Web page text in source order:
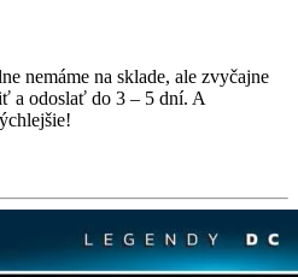
nemáme na sklade, ale zvyčajne
a odoslať do 3 – 5 dní. A